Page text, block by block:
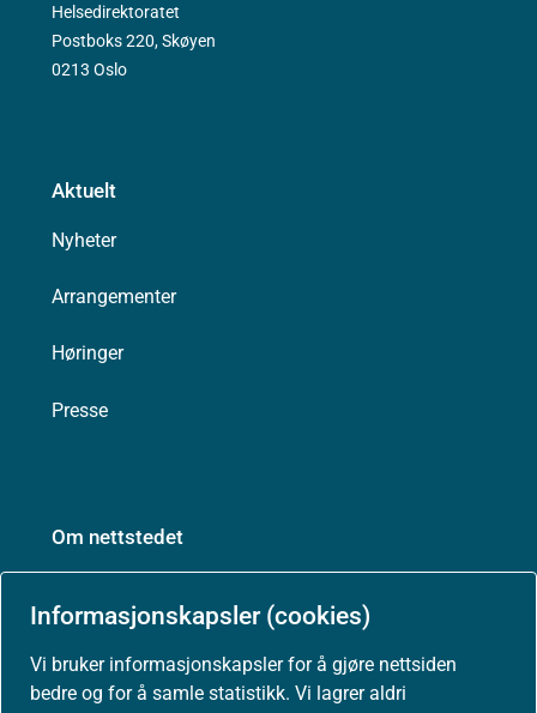
Informasjonskapsler (cookies)
Vi bruker informasjonskapsler for å gjøre nettsiden
bedre og for å samle statistikk. Vi lagrer aldri
Helsedirektoratet
Postboks 220, Skøyen
0213 Oslo
Aktuelt
Nyheter
Arrangementer
Høringer
Presse
Om nettstedet
Besøksstatistikk og informasjonskapsler